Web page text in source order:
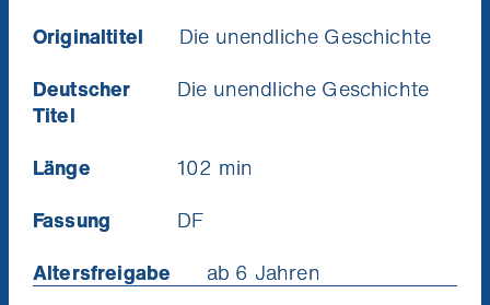
Originaltitel
Die unendliche Geschichte
Deutscher
Titel
Die unendliche Geschichte
Länge
102 min
Fassung
DF
Altersfreigabe
ab 6 Jahren